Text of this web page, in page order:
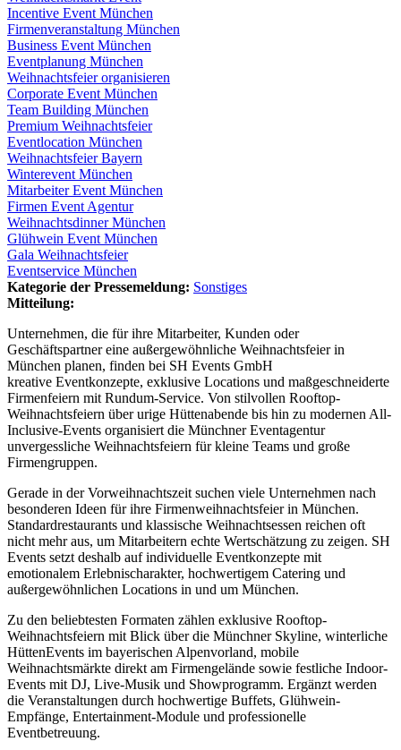
Incentive Event München
Firmenveranstaltung München
Business Event München
Eventplanung München
Weihnachtsfeier organisieren
Corporate Event München
Team Building München
Premium Weihnachtsfeier
Eventlocation München
Weihnachtsfeier Bayern
Winterevent München
Mitarbeiter Event München
Firmen Event Agentur
Weihnachtsdinner München
Glühwein Event München
Gala Weihnachtsfeier
Eventservice München
Kategorie der Pressemeldung: Sonstiges
Mitteilung:
Unternehmen, die für ihre Mitarbeiter, Kunden oder
Geschäftspartner eine außergewöhnliche Weihnachtsfeier in
München planen, finden bei SH Events GmbH
kreative Eventkonzepte, exklusive Locations und maßgeschneiderte
Firmenfeiern mit Rundum-Service. Von stilvollen Rooftop-
Weihnachtsfeiern über urige Hüttenabende bis hin zu modernen All-
Inclusive-Events organisiert die Münchner Eventagentur
unvergessliche Weihnachtsfeiern für kleine Teams und große
Firmengruppen.
Gerade in der Vorweihnachtszeit suchen viele Unternehmen nach
besonderen Ideen für ihre Firmenweihnachtsfeier in München.
Standardrestaurants und klassische Weihnachtsessen reichen oft
nicht mehr aus, um Mitarbeitern echte Wertschätzung zu zeigen. SH
Events setzt deshalb auf individuelle Eventkonzepte mit
emotionalem Erlebnischarakter, hochwertigem Catering und
außergewöhnlichen Locations in und um München.
Zu den beliebtesten Formaten zählen exklusive Rooftop-
Weihnachtsfeiern mit Blick über die Münchner Skyline, winterliche
HüttenEvents im bayerischen Alpenvorland, mobile
Weihnachtsmärkte direkt am Firmengelände sowie festliche Indoor-
Events mit DJ, Live-Musik und Showprogramm. Ergänzt werden
die Veranstaltungen durch hochwertige Buffets, Glühwein-
Empfänge, Entertainment-Module und professionelle
Eventbetreuung.